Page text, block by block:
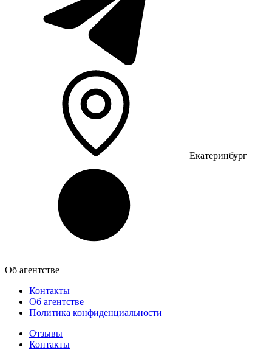
Екатеринбург
Об агентстве
Контакты
Об агентстве
Политика конфиденциальности
Отзывы
Контакты